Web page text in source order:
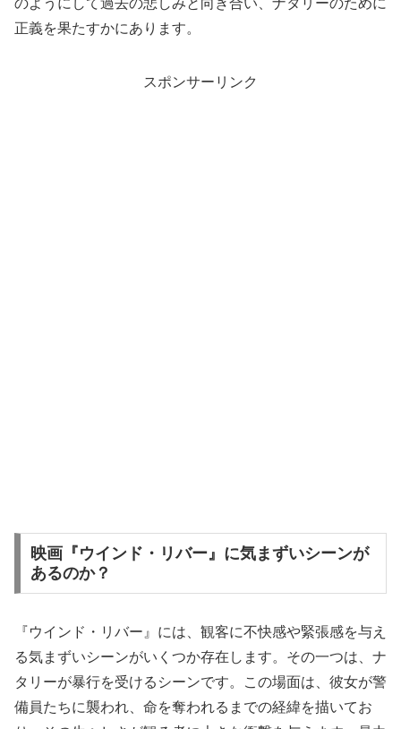
のようにして過去の悲しみと向き合い、ナタリーのために
正義を果たすかにあります。
スポンサーリンク
映画『ウインド・リバー』に気まずいシーンが
あるのか？
『ウインド・リバー』には、観客に不快感や緊張感を与え
る気まずいシーンがいくつか存在します。その一つは、ナ
タリーが暴行を受けるシーンです。この場面は、彼女が警
備員たちに襲われ、命を奪われるまでの経緯を描いてお